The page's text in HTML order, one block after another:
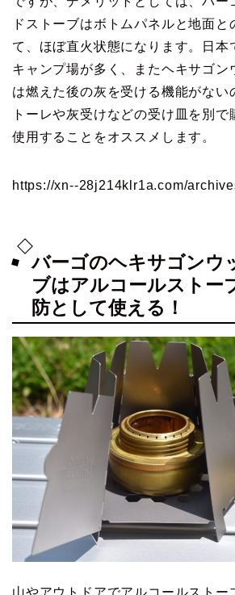
ドストーブはボトムパネルと地面と
て、ほぼ直火状態になります。日本
キャンプ場が多く、またヘキサゴン
は燃えた後の灰を受ける機能がない
トーレや灰受けなどの受け皿を別
使用することをオススメします。
https://xn--28j214klr1a.com/
バーゴのヘキサゴンウ
ブはアルコールストー
防として使える！
山やアウトドアでアルコールストー